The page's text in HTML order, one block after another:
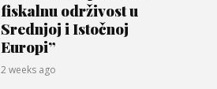
fiskalnu održivost u
Srednjoj i Istočnoj
Europi”
2 weeks ago